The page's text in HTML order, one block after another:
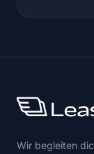
Wir begleiten